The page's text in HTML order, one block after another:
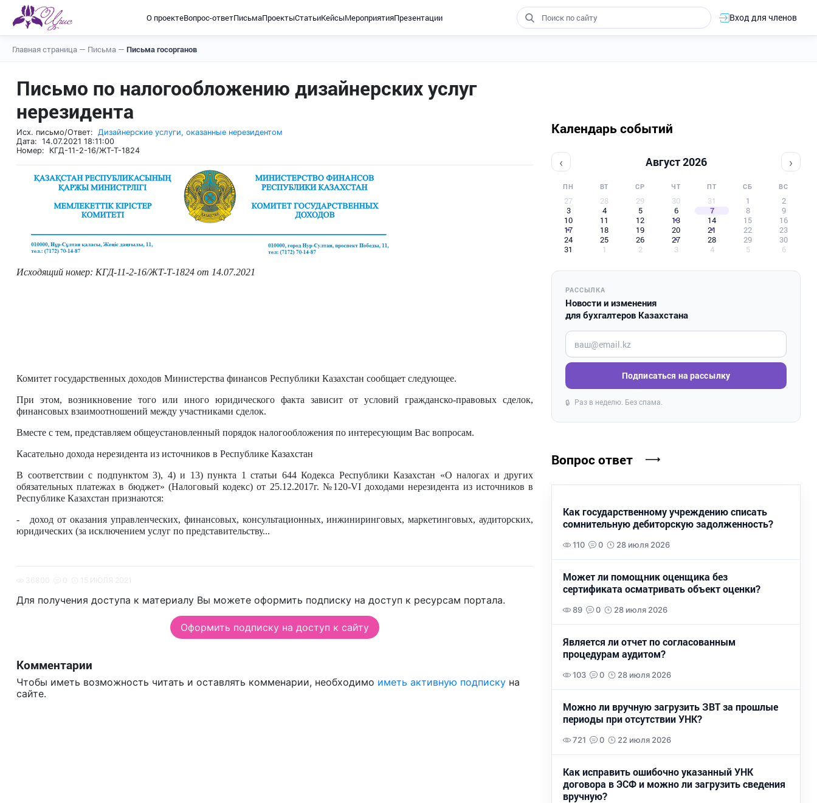
О проектеВопрос-ответПисьмаПроектыСтатьиКейсыМероприятияПрезентации Вход для членов
Главная страница — Письма — Письма госорганов
Письмо по налогообложению дизайнерских услуг
нерезидента
Исх. письмо/Ответ: Дизайнерские услуги, оказанные нерезидентом
Дата: 14.07.2021 18:11:00
Номер: КГД-11-2-16/ЖТ-Т-1824
Исходящий номер: КГД-11-2-16/ЖТ-Т-1824 от 14.07.2021
Комитет государственных доходов Министерства финансов Республики Казахстан сообщает следующее.
При этом, возникновение того или иного юридического факта зависит от условий гражданско-правовых сделок,
финансовых взаимоотношений между участниками сделок.
Вместе с тем, представляем общеустановленный порядок налогообложения по интересующим Вас вопросам.
Касательно дохода нерезидента из источников в Республике Казахстан
В соответствии с подпунктом 3), 4) и 13) пункта 1 статьи 644 Кодекса Республики Казахстан «О налогах и других
обязательных платежах в бюджет» (Налоговый кодекс) от 25.12.2017г. №120-VI доходами нерезидента из источников в
Республике Казахстан признаются:
- доход от оказания управленческих, финансовых, консультационных, инжиниринговых, маркетинговых, аудиторских,
юридических (за исключением услуг по представительству...
Для получения доступа к материалу Вы можете оформить подписку на доступ к ресурсам портала.
Оформить подписку на доступ к сайту
Комментарии
Чтобы иметь возможность читать и оставлять комменарии, необходимо иметь активную подписку на
сайте.
Календарь событий
‹ Август 2026 ›
ПН ВТ СР ЧТ ПТ СБ ВС
27 28 29 30 31 1
2
3
4 5 6 7 8
9
10
11 12 13 14 15
16
17
18 19 20 21 22
23
24
25 26 27 28 29
30
31
1 2 3 4 5 6
РАССЫЛКА
Новости и изменения
для бухгалтеров Казахстана
Введите ваш e-mail
Подписаться на рассылку
🔒 Раз в неделю. Без спама.
Вопрос ответ
Как государственному учреждению списать
сомнительную дебиторскую задолженность?
110 0 28 июля 2026
Может ли помощник оценщика без
сертификата осматривать объект оценки?
89 0 28 июля 2026
Является ли отчет по согласованным
процедурам аудитом?
103 0 28 июля 2026
Можно ли вручную загрузить ЗВТ за прошлые
периоды при отсутствии УНК?
721 0 22 июля 2026
Как исправить ошибочно указанный УНК
договора в ЭСФ и можно ли загрузить сведения
вручную?